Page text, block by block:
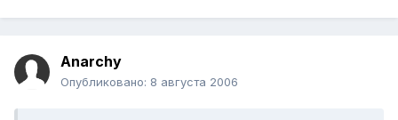
Anarchy
Опубликовано: 8 августа 2006